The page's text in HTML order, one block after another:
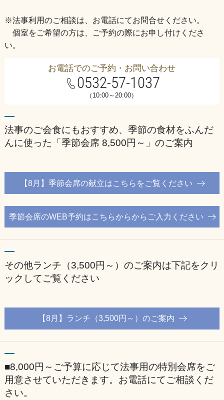
※法事利用のご相談は、お電話にてお問合せください。
個室をご希望の方は、ご予約の際にお申し付けくださ
い。
お電話でのご予約・お問い合わせ
0532-57-1037
（10:00～20:00）
法事のご会食にもおすすめ、季節の食材をふんだ
んに使った「季節会席 8,500円～」のご案内
【8月】季節会席の献立はこちらをご覧ください
季節会席のWEB予約はこちらからからご入力ください
その他ランチ（3,500円～）のご案内は下記をクリ
ックしてご覧ください
【8月】ランチ（3,500円～）のご案内
■8,000円～ご予算に応じて法事用の特別会席をご
用意させていただきます。お電話にてご相談くだ
さい。